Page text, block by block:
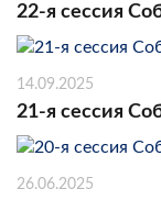
22-я сессия
14.09.2025
21-я сессия
26.06.2025